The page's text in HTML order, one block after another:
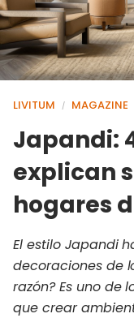
LIVITUM / MAGAZINE
Japandi:
explican
hogares
El estilo Japandi
decoraciones de
razón? Es uno de
que crear